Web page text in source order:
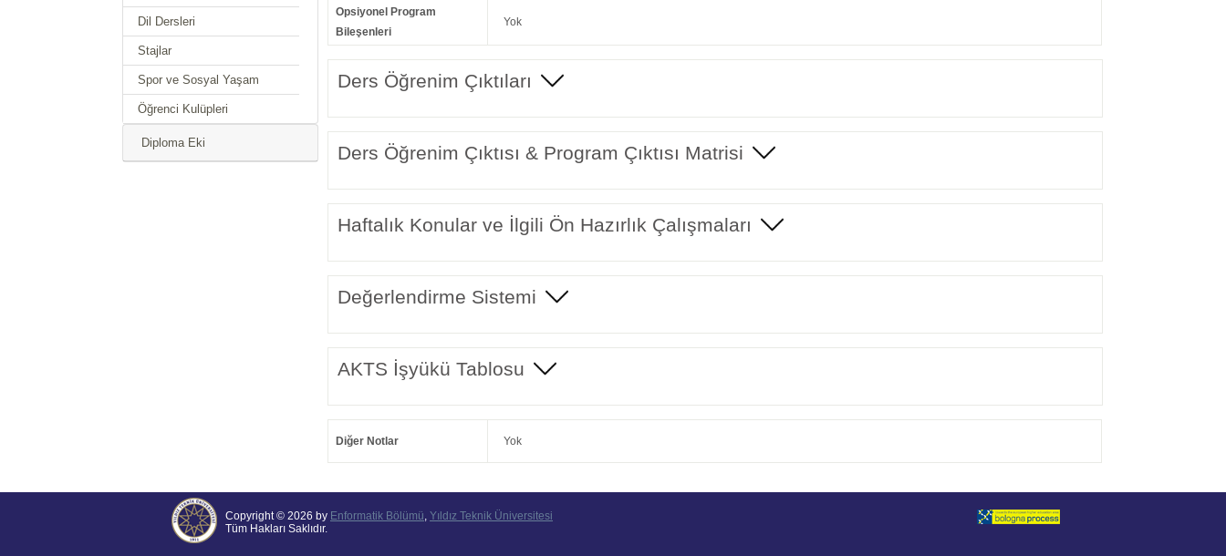
Dil Dersleri
Stajlar
Spor ve Sosyal Yaşam
Öğrenci Kulüpleri
Diploma Eki
Opsiyonel Program
Bileşenleri
Yok
Ders Öğrenim Çıktıları
Ders Öğrenim Çıktısı & Program Çıktısı Matrisi
Haftalık Konular ve İlgili Ön Hazırlık Çalışmaları
Değerlendirme Sistemi
AKTS İşyükü Tablosu
Diğer Notlar Yok
Copyright © 2026 by Enformatik Bölümü, Yıldız Teknik Üniversitesi
Tüm Hakları Saklıdır.